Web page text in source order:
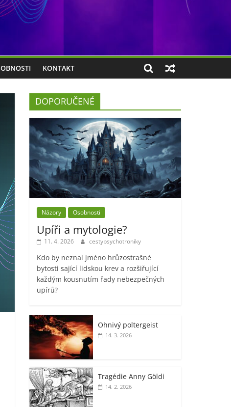
KONTAKT
DOPORUČENÉ
Názory Osobnosti
Upíři a mytologie?
11. 4. 2026 cestypsychotroniky
Kdo by neznal jméno hrůzostrašné
bytosti sající lidskou krev a rozšiřující
každým kousnutím řady nebezpečných
upírů?
Ohnivý poltergeist
14. 3. 2026
Tragédie Anny Göldi
14. 2. 2026